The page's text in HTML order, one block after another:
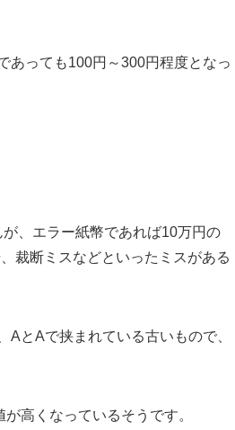
あっても100円～300円程度となっ
、エラー紙幣であれば10万円の
裁断ミスなどといったミスがある
とAで挟まれている古いもので、
高くなっているそうです。